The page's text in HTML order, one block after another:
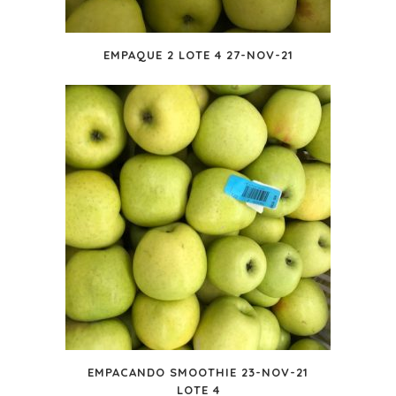
EMPAQUE 2 LOTE 4 27-NOV-21
EMPACANDO SMOOTHIE 23-NOV-21
LOTE 4